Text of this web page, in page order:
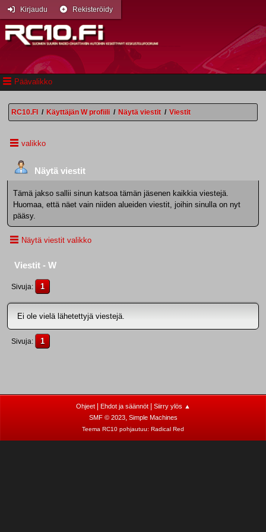
Päävalikko
Kirjaudu Rekisteröidy
RC10.FI / Käyttäjän W profiili / Näytä viestit / Viestit
valikko
Näytä viestit
Tämä jakso sallii sinun katsoa tämän jäsenen kaikkia viestejä.
Huomaa, että näet vain niiden alueiden viestit, joihin sinulla on nyt
pääsy.
Näytä viestit valikko
Viestit - W
Sivuja 1
Ei ole vielä lähetettyjä viestejä.
Sivuja 1
Ohjeet| Ehdot ja säännöt|
Siirry ylös ▲
SMF © 2023, Simple Machines
Teema RC10 pohjautuu: Radical Red